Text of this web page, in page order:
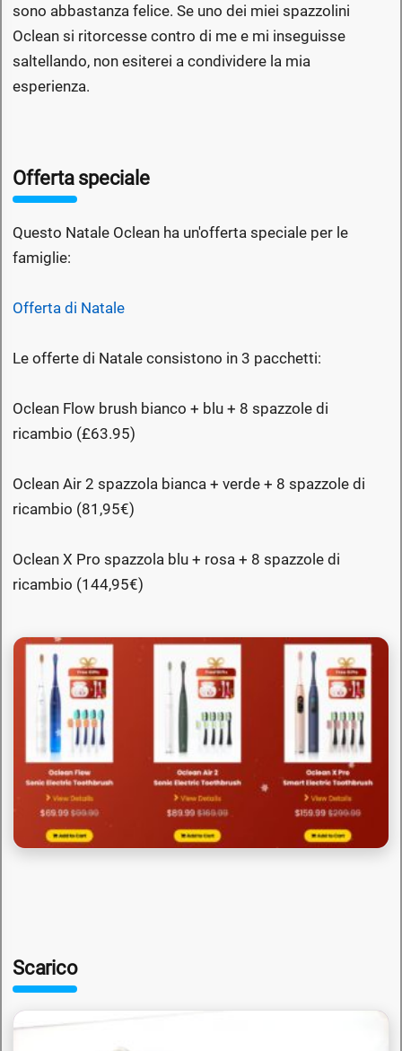
sono abbastanza felice. Se uno dei miei spazzolini
Oclean si ritorcesse contro di me e mi inseguisse
saltellando, non esiterei a condividere la mia
esperienza.
Offerta speciale
Questo Natale Oclean ha un'offerta speciale per le
famiglie:
Offerta di Natale
Le offerte di Natale consistono in 3 pacchetti:
Oclean Flow brush bianco + blu + 8 spazzole di
ricambio (£63.95)
Oclean Air 2 spazzola bianca + verde + 8 spazzole di
ricambio (81,95€)
Oclean X Pro spazzola blu + rosa + 8 spazzole di
ricambio (144,95€)
Scarico